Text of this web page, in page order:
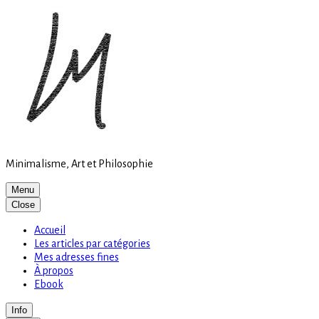
Minimalisme, Art et Philosophie
Menu
Close
Accueil
Les articles par catégories
Mes adresses fines
À propos
Ebook
Info